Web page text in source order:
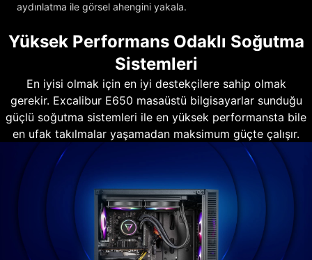
aydınlatma ile görsel ahengini yakala.
Yüksek Performans Odaklı Soğutma
Sistemleri
En iyisi olmak için en iyi destekçilere sahip olmak
gerekir. Excalibur E650 masaüstü bilgisayarlar sunduğu
güçlü soğutma sistemleri ile en yüksek performansta bile
en ufak takılmalar yaşamadan maksimum güçte çalışır.